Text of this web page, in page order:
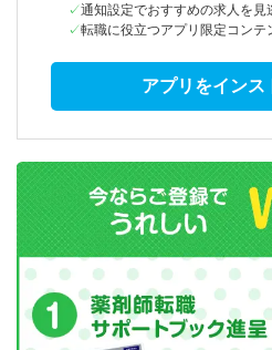
通知設定でおすすめの求人を見
転職に役立つアプリ限定コンテ
アプリをインス